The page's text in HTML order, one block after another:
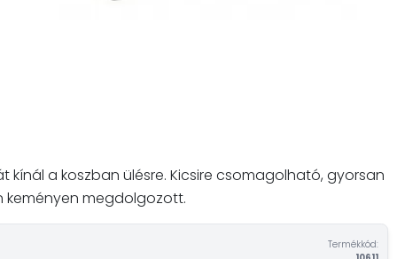
kínál a koszban ülésre. Kicsire csomagolható, gyorsan
keményen megdolgozott.
Termékkód: